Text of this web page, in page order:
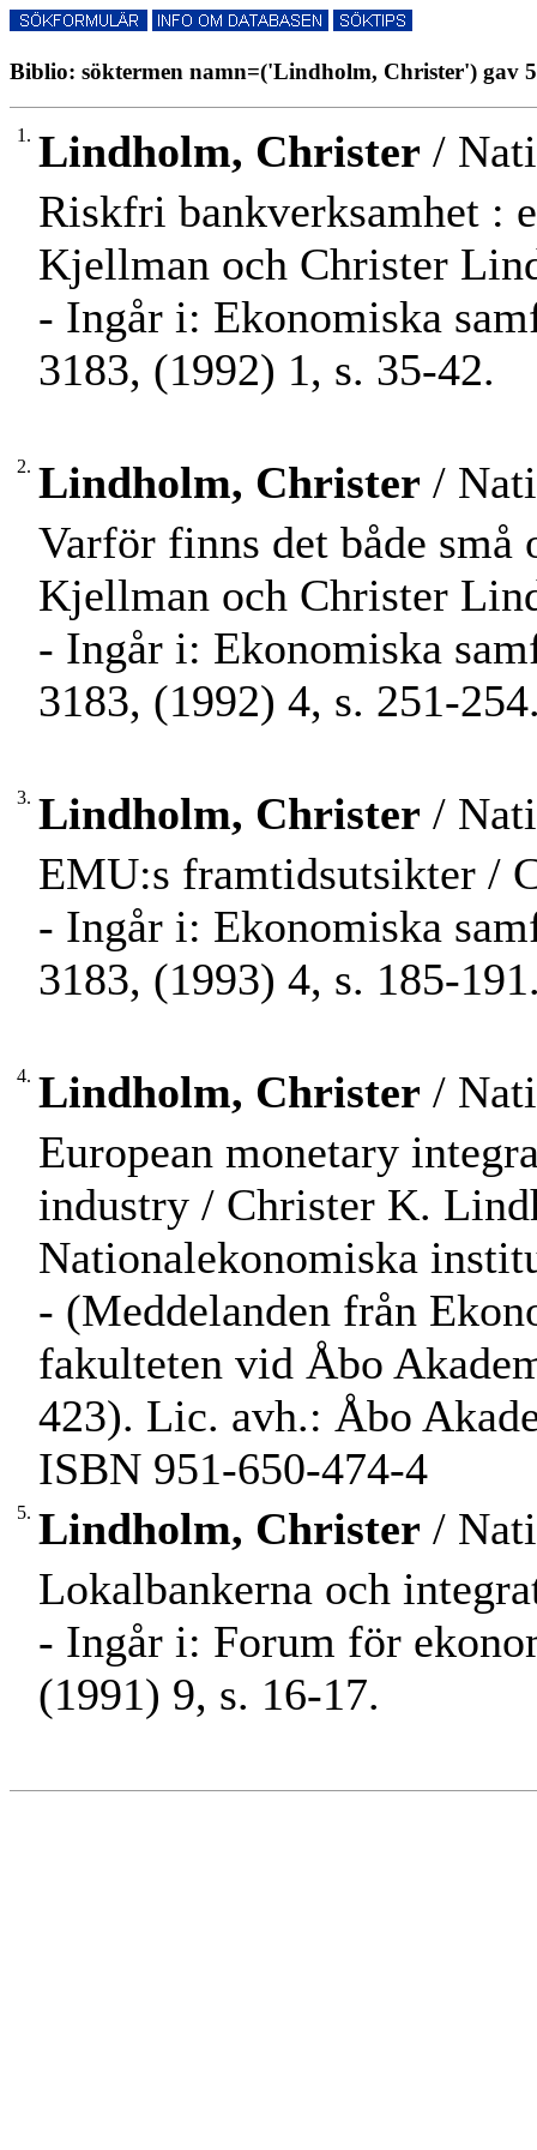
Biblio: söktermen namn=('Lindholm, Christer') gav
1. Lindholm, Christer /
Riskfri bankverksamhet :
Kjellman och Christer
- Ingår i: Ekonomiska
3183, (1992) 1, s. 35-42.
2. Lindholm, Christer /
Varför finns det både små
Kjellman och Christer
- Ingår i: Ekonomiska
3183, (1992) 4, s. 251-
3. Lindholm, Christer /
EMU:s framtidsutsikter /
- Ingår i: Ekonomiska
3183, (1993) 4, s. 185-
4. Lindholm, Christer /
European monetary
industry / Christer K.
Nationalekonomiska
- (Meddelanden från
fakulteten vid Åbo
423). Lic. avh.: Åbo
ISBN 951-650-474-4
5. Lindholm, Christer /
Lokalbankerna och
- Ingår i: Forum för
(1991) 9, s. 16-17.